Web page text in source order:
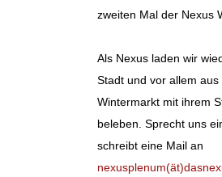
zweiten Mal der Nexus
Als Nexus laden wir
Stadt und vor allem
Wintermarkt mit ihrem
beleben. Sprecht uns
schreibt eine Mail an